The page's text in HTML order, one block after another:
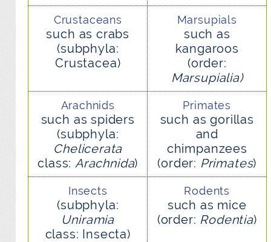
Crustaceans
such as crabs
(subphyla:
Crustacea)
Marsupials
such as
kangaroos
(order:
Marsupialia)
Arachnids
such as spiders
(subphyla:
Chelicerata
class:Arachnida)
Primates
such as gorillas
and
chimpanzees
(order: Primates)
Insects
(subphyla:
Uniramia
class: Insecta)
Rodents
such as mice
(order: Rodentia)